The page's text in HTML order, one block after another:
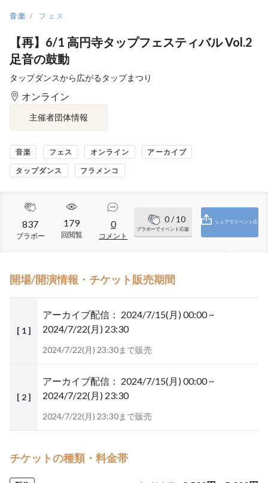
音楽 フェス
【再】6/1 高円寺タップフェスティバル Vol.2
足音の鼓動
タップダンスから広がるタップまつり
オンライン
主催者団体情報
音楽 フェス オンライン アーカイブ
タップダンス フラメンコ
837
ブラボー
179
回閲覧
0
コメント
0/ 10
ブラボーでイベント応援
シェアでイベント応
開場/開演情報・チケット販売期間
[ 1 ]
アーカイブ配信： 2024/7/15(月) 00:00 ~
2024/7/22(月) 23:30
2024/7/22(月) 23:30まで販売
[ 2 ]
アーカイブ配信： 2024/7/15(月) 00:00 ~
2024/7/22(月) 23:30
2024/7/22(月) 23:30まで販売
チケットの種類・料金帯